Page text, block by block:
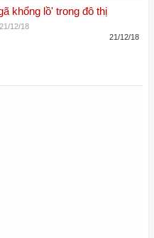
khổng lồ' trong đô thị
21/12/18
21/12/18